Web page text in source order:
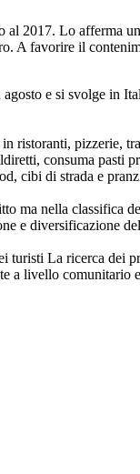
al 2017. Lo afferma
A favorire il
e si svolge in
ristoranti, pizzerie,
consuma pasti
cibi di strada e
nella classifica
e diversificazione
turisti La ricerca
a livello